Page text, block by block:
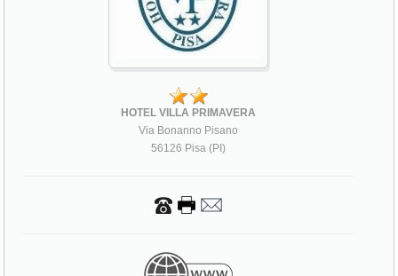
HOTEL VILLA PRIMAVERA
Via Bonanno Pisano
56126 Pisa (PI)